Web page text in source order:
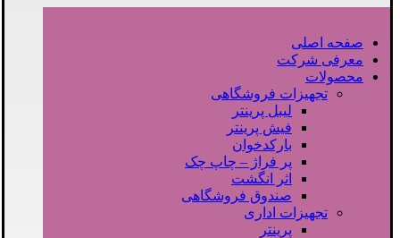
صفحه اصلی
معرفی شرکت
محصولات
تجهیزات فروشگاهی
لیبل پرینتر
فیش پرینتر
بارکدخوان
پر فراژ – چاپ چک
اثر انگشت
صندوق فروشگاهی
تجهیزات اداری
پرینتر